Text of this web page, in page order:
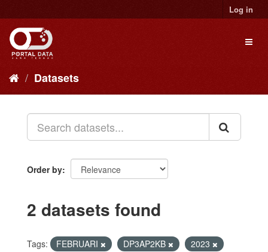
to
content
Log in
Datasets
Order by
2 datasets found
Tags: FEBRUARI DP3AP2KB
2023